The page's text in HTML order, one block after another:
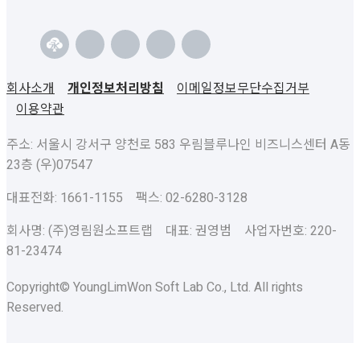
회사소개 개인정보처리방침
이메일정보무단수집거부
이용약관
주소: 서울시 강서구 양천로 583 우림블루나인 비즈니스센터 A동
23층 (우)07547
대표전화: 1661-1155 팩스: 02-6280-3128
회사명: (주)영림원소프트랩 대표: 권영범 사업자번호: 220-
81-23474
Copyright© YoungLimWon Soft Lab Co., Ltd. All rights
Reserved.